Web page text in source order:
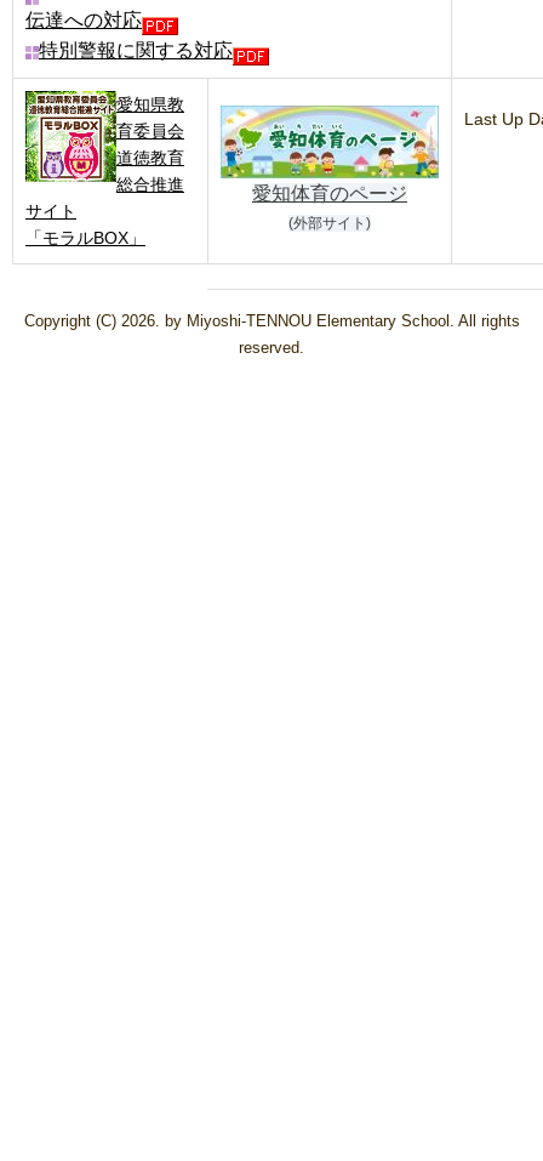
伝達への対応
特別警報に関する対応
愛知県教
育委員会
道徳教育
総合推進
サイト
「モラルBOX」
愛知体育のページ
(外部サイト)
Last Up
Copyright (C) 2026. by Miyoshi-TENNOU Elementary School. All rights
reserved.